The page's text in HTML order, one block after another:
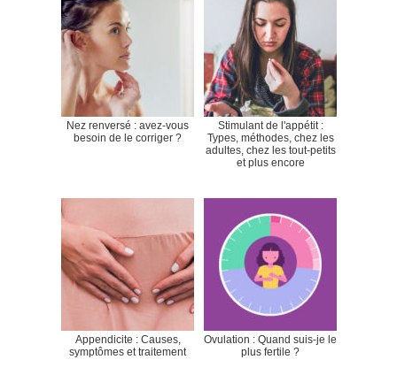
Nez renversé : avez-vous
besoin de le corriger ?
Stimulant de l'appétit :
Types, méthodes, chez les
adultes, chez les tout-petits
et plus encore
Appendicite : Causes,
symptômes et traitement
Ovulation : Quand suis-je le
plus fertile ?